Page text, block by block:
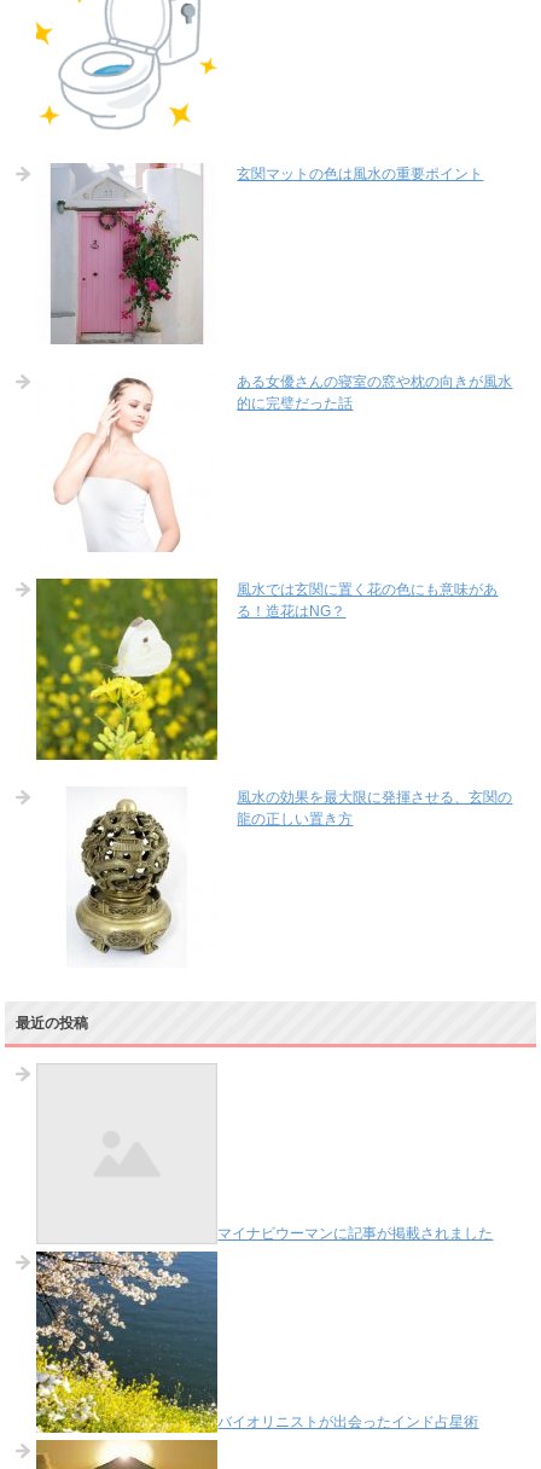
玄関マットの色は風水の重要ポイント
ある女優さんの寝室の窓や枕の向きが風水
的に完璧だった話
風水では玄関に置く花の色にも意味があ
る！造花はNG？
風水の効果を最大限に発揮させる、玄関の
龍の正しい置き方
最近の投稿
マイナビウーマンに記事が掲載されました
バイオリニストが出会ったインド占星術